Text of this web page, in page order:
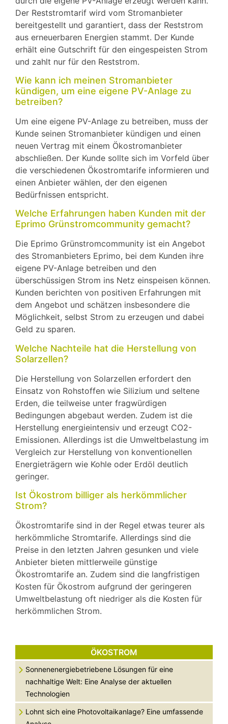
Der Reststromtarif wird vom Stromanbieter
bereitgestellt und garantiert, dass der Reststrom
aus erneuerbaren Energien stammt. Der Kunde
erhält eine Gutschrift für den eingespeisten Strom
und zahlt nur für den Reststrom.
Wie kann ich meinen Stromanbieter
kündigen, um eine eigene PV-Anlage zu
betreiben?
Um eine eigene PV-Anlage zu betreiben, muss der
Kunde seinen Stromanbieter kündigen und einen
neuen Vertrag mit einem Ökostromanbieter
abschließen. Der Kunde sollte sich im Vorfeld über
die verschiedenen Ökostromtarife informieren und
einen Anbieter wählen, der den eigenen
Bedürfnissen entspricht.
Welche Erfahrungen haben Kunden mit der
Eprimo Grünstromcommunity gemacht?
Die Eprimo Grünstromcommunity ist ein Angebot
des Stromanbieters Eprimo, bei dem Kunden ihre
eigene PV-Anlage betreiben und den
überschüssigen Strom ins Netz einspeisen können.
Kunden berichten von positiven Erfahrungen mit
dem Angebot und schätzen insbesondere die
Möglichkeit, selbst Strom zu erzeugen und dabei
Geld zu sparen.
Welche Nachteile hat die Herstellung von
Solarzellen?
Die Herstellung von Solarzellen erfordert den
Einsatz von Rohstoffen wie Silizium und seltene
Erden, die teilweise unter fragwürdigen
Bedingungen abgebaut werden. Zudem ist die
Herstellung energieintensiv und erzeugt CO2-
Emissionen. Allerdings ist die Umweltbelastung im
Vergleich zur Herstellung von konventionellen
Energieträgern wie Kohle oder Erdöl deutlich
geringer.
Ist Ökostrom billiger als herkömmlicher
Strom?
Ökostromtarife sind in der Regel etwas teurer als
herkömmliche Stromtarife. Allerdings sind die
Preise in den letzten Jahren gesunken und viele
Anbieter bieten mittlerweile günstige
Ökostromtarife an. Zudem sind die langfristigen
Kosten für Ökostrom aufgrund der geringeren
Umweltbelastung oft niedriger als die Kosten für
herkömmlichen Strom.
ÖKOSTROM
Sonnenenergiebetriebene Lösungen für eine
nachhaltige Welt: Eine Analyse der aktuellen
Technologien
Lohnt sich eine Photovoltaikanlage? Eine umfassende